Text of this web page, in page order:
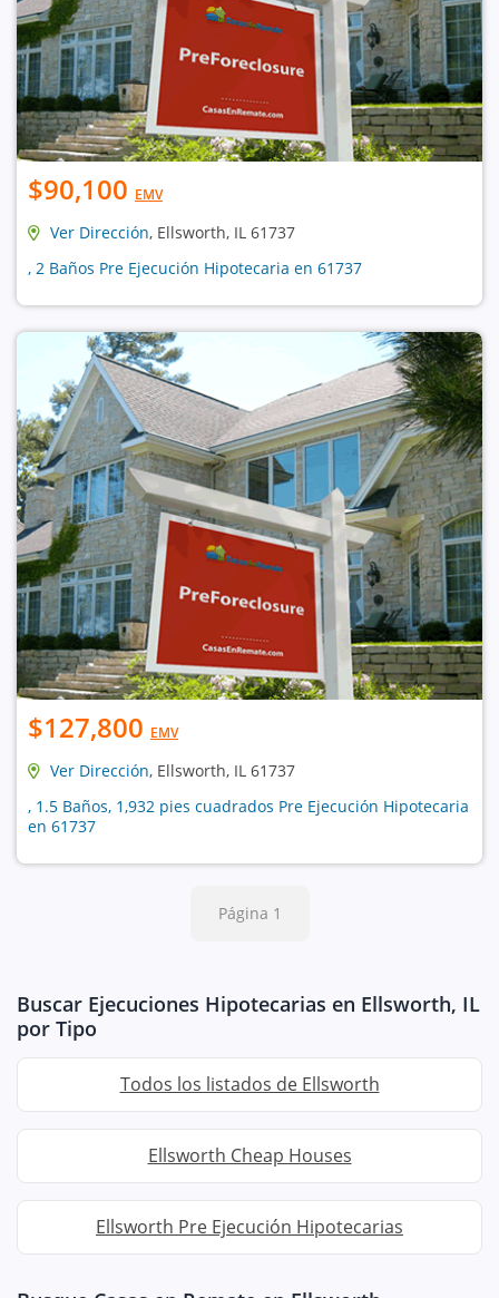
$90,100 EMV
Ver Dirección, Ellsworth, IL 61737
, 2 Baños Pre Ejecución Hipotecaria en 61737
$127,800 EMV
Ver Dirección, Ellsworth, IL 61737
, 1.5 Baños, 1,932 pies cuadrados Pre Ejecución Hipotecaria
en 61737
Página 1
Buscar Ejecuciones Hipotecarias en Ellsworth, IL
por Tipo
Todos los listados de Ellsworth
Ellsworth Cheap Houses
Ellsworth Pre Ejecución Hipotecarias